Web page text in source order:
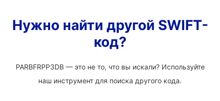
Нужно найти другой SWIFT-
код?
PARBFRPP3DB — это не то, что вы искали? Используйте
наш инструмент для поиска другого кода.